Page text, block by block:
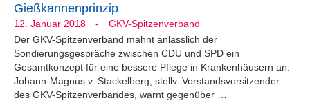
Gießkannenprinzip
12. Januar 2018 -
GKV-Spitzenverband
Der GKV-Spitzenverband mahnt anlässlich der
Sondierungsgespräche zwischen CDU und SPD ein
Gesamtkonzept für eine bessere Pflege in Krankenhäusern an.
Johann-Magnus v. Stackelberg, stellv. Vorstandsvorsitzender
des GKV-Spitzenverbandes, warnt gegenüber …